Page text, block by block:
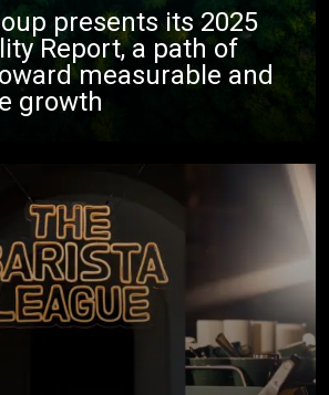
presents its 2025
Report, a path of
measurable and
growth